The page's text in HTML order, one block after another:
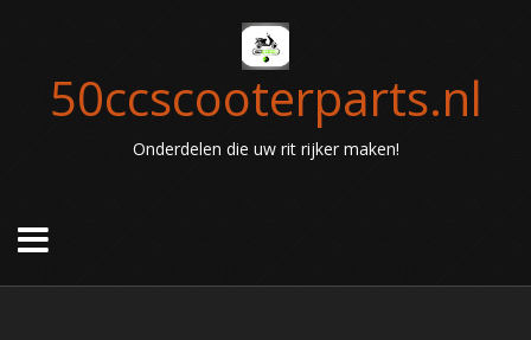
50ccscooterparts.nl
Onderdelen die uw rit rijker maken!